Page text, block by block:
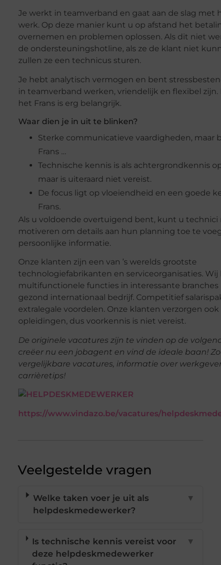
Je werkt in teamverband en gaat aan de slag met
werk. Op deze manier kunt u op afstand het
overnemen en problemen oplossen. Als dit niet
de ondersteuningshotline, als ze de klant niet
zullen ze een technicus sturen.
Je hebt analytisch vermogen en bent
in teamverband werken, vriendelijk en flexibel zijn.
het Frans is erg belangrijk.
Waar dien je in uit te blinken?
Sterke communicatieve vaardigheden, maar
Frans …
Technische kennis is als achtergrondkennis
maar is uiteraard niet vereist.
De focus ligt op vloeiendheid en een goede
Frans.
Als u voldoende overtuigend bent, kunt u technici
motiveren om details aan hun planning toe te
persoonlijke informatie.
Onze klanten zijn een van ’s werelds grootste
technologiefabrikanten en serviceorganisaties. Wij
multifunctionele functies in interessante branches
gezond internationaal bedrijf. Competitief
extralegale voordelen. Onze klanten verzorgen
opleidingen, dus voorkennis is niet vereist.
De originele vacatures zijn te vinden op de
creëer nu een jobagent en vind de ideale baan!
vergelijkbare vacatures, informatie over
carrièretips!
https://www.vindazo.be/vacatures/
Veelgestelde vragen
Welke taken voer je uit als
helpdeskmedewerker?
▼
Is technische kennis vereist voor
deze helpdeskmedewerker
▼